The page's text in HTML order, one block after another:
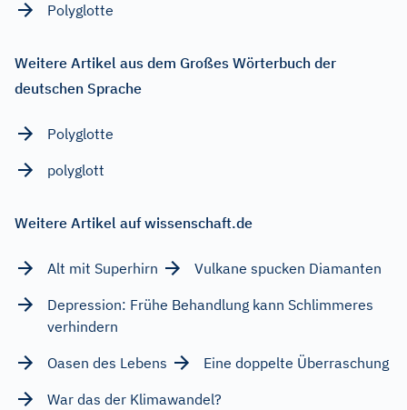
Polyglotte
Weitere Artikel aus dem Großes Wörterbuch der
deutschen Sprache
Polyglotte
polyglott
Weitere Artikel auf wissenschaft.de
Alt mit Superhirn
Vulkane spucken Diamanten
Depression: Frühe Behandlung kann Schlimmeres
verhindern
Oasen des Lebens
Eine doppelte Überraschung
War das der Klimawandel?